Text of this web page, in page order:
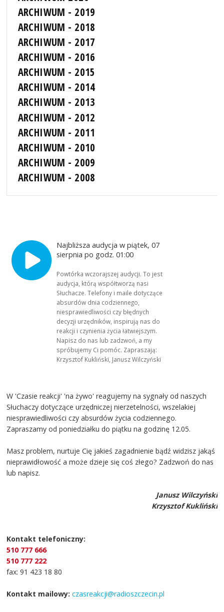
ARCHIWUM - 2019
ARCHIWUM - 2018
ARCHIWUM - 2017
ARCHIWUM - 2016
ARCHIWUM - 2015
ARCHIWUM - 2014
ARCHIWUM - 2013
ARCHIWUM - 2012
ARCHIWUM - 2011
ARCHIWUM - 2010
ARCHIWUM - 2009
ARCHIWUM - 2008
Najbliższa audycja w piątek, 07
sierpnia po godz. 01:00
Powtórka wczorajszej audycji. To jest
audycja, którą współtworzą nasi
Słuchacze. Telefony i maile dotyczące
absurdów dnia codziennego,
niesprawiedliwości czy błędnych
decyzji urzędników, inspirują nas do
reakcji i czynienia życia łatwiejszym.
Napisz do nas lub zadzwoń, a my
spróbujemy Ci pomóc. Zapraszają:
Krzysztof Kukliński, Janusz Wilczyński
W 'Czasie reakcji' 'na żywo' reagujemy na sygnały od naszych
Słuchaczy dotyczące urzędniczej nierzetelności, wszelakiej
niesprawiedliwości czy absurdów życia codziennego.
Zapraszamy od poniedziałku do piątku na godzinę 12.05.
Masz problem, nurtuje Cię jakieś zagadnienie bądź widzisz jakąś
nieprawidłowość a może dzieje się coś złego? Zadzwoń do nas
lub napisz.
Janusz Wilczyński
Krzysztof Kukliński
Kontakt telefoniczny:
510 777 666
510 777 222
fax: 91 423 18 80
Kontakt mailowy: czasreakcji@radioszczecin.pl